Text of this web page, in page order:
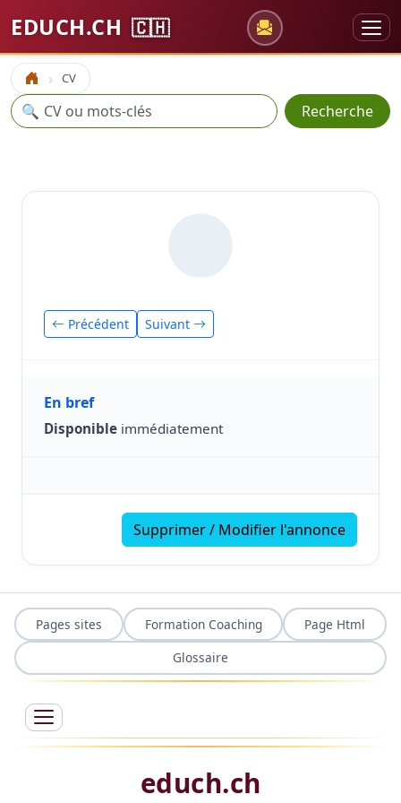
EDUCH.CH 🇨🇭
Accueil CV
Recherche
🔍 Recherche
Précédent Suivant
En bref
Disponible immédiatement
Supprimer / Modifier l'annonce
Pages sites Formation Coaching
Page Html
Glossaire
educh.ch